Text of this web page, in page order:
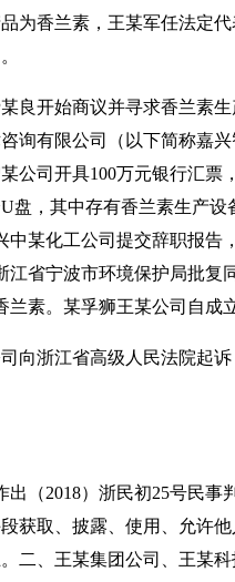
为香兰素，王某军任法定
开始商议并寻求香兰素生
询有限公司（以下简称嘉
公司开具100万元银行汇
盘，其中存有香兰素生产
中某化工公司提交辞职报
江省宁波市环境保护局批
兰素。某孚狮王某公司自
浙江省高级人民法院起
（2018）浙民初25号民事
获取、披露、使用、允许
二、王某集团公司、王某